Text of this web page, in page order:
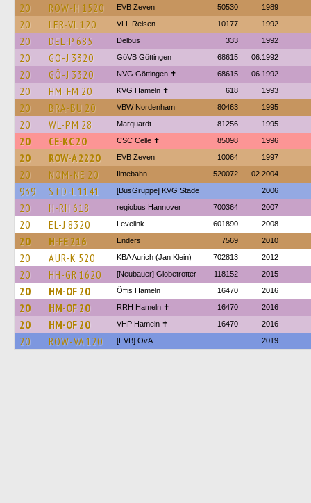
20 ROW-H 1520 EVB Zeven 50530 1989
20 LER-VL 120 VLL Reisen 10177 1992
20 DEL-P 685 Delbus 333 1992
20 GÖ-J 3320 GöVB Göttingen 68615 06.1992
20 GÖ-J 3320 NVG Göttingen ✝ 68615 06.1992
20 HM-FM 20 KVG Hameln ✝ 618 1993
20 BRA-BU 20 VBW Nordenham 80463 1995
20 WL-PM 28 Marquardt 81256 1995
20 CE-KC 20 CSC Celle ✝ 85098 1996
20 ROW-A 2220 EVB Zeven 10064 1997
20 NOM-NE 20 Ilmebahn 520072 02.2004
939 STD-L 1141 [BusGruppe] KVG Stade 2006
20 H-RH 618 regiobus Hannover 700364 2007
20 EL-J 8320 Levelink 601890 2008
20 H-FE 216 Enders 7569 2010
20 AUR-K 520 KBA Aurich (Jan Klein) 702813 2012
20 HH-GR 1620 [Neubauer] Globetrotter 118152 2015
20 HM-OF 20 Öffis Hameln 16470 2016
20 HM-OF 20 RRH Hameln ✝ 16470 2016
20 HM-OF 20 VHP Hameln ✝ 16470 2016
20 ROW-VA 120 [EVB] OvA 2019